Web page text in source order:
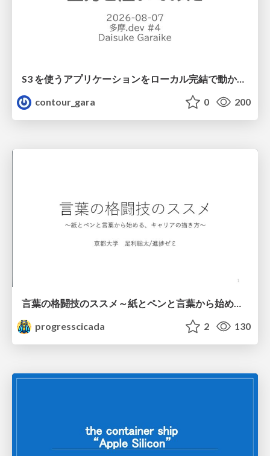
S3 を使うアプリケーションをローカル完結で動かすことに全力を注いでみた / Running S3 Apps Offline
contour_gara
0 200
言葉の格闘技のススメ～紙とペンと言葉から始める、キャリアの描き方～
progresscicada
2 130